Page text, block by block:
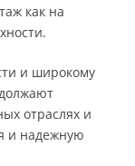
как на
и широкому
отраслях и
и надежную